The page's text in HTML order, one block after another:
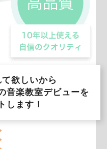
欲しいから
音楽教室デビューを
します！